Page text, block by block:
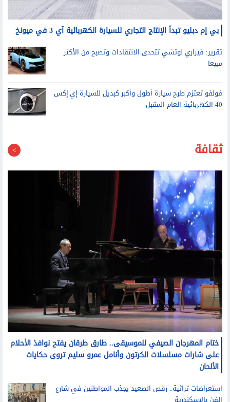
بي إم دبليو تبدأ الإنتاج التجاري للسيارة الكهربائية آي 3 في ميونخ
تقرير: فيراري لوتشي تتحدى الانتقادات وتصبح من الأكثر
مبيعا
فولفو تعتزم طرح سيارة أطول وأكبر كبديل للسيارة إي.إكس
40 الكهربائية العام المقبل
ثقافة
ختام المهرجان الصيفي للموسيقى.. طارق طرقان يفتح نوافذ الأحلام
على شارات مسلسلات الكرتون وأنامل عمرو سليم تروى حكايات
الألحان
استعراضات تراثية.. رقص الصعيد يجذب المواطنين في شارع
الفن بالإسكندرية